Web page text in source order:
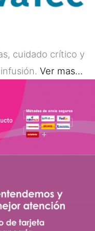
cuidado crítico y
Ver mas…